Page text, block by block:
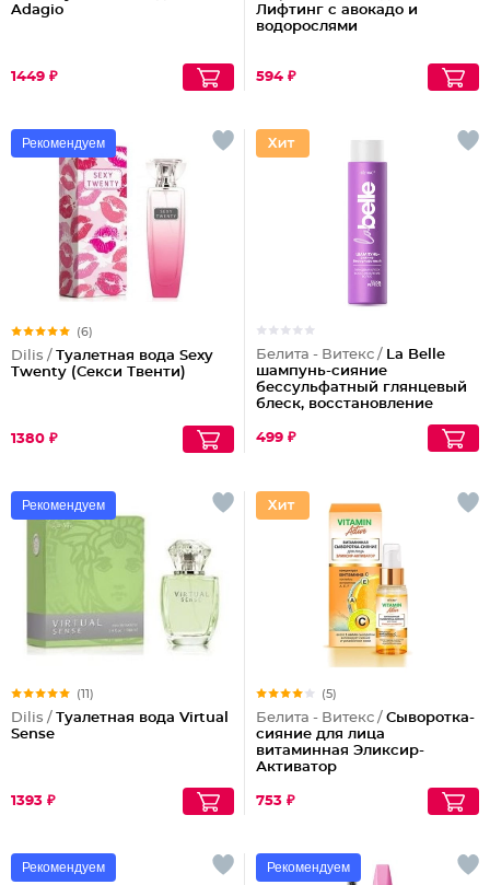
Adagio
1449 ₽
Лифтинг с авокадо и
водорослями
594 ₽
Рекомендуем
(6)
Dilis / Туалетная вода Sexy
Twenty (Секси Твенти)
1380 ₽
Белита - Витекс /
La Belle
шампунь-сияние
бессульфатный глянцевый
блеск, восстановление
499 ₽
Рекомендуем
(11)
Dilis / Туалетная вода Virtual
Sense
1393 ₽
(5)
Белита - Витекс / Сыворотка-
сияние для лица
витаминная Эликсир-
Активатор
753 ₽
Рекомендуем Рекомендуем